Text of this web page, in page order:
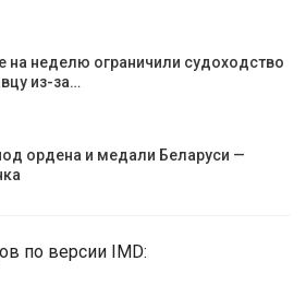
на неделю ограничили судоходство
из-за…
ордена и медали Беларуси —
по версии IMD: